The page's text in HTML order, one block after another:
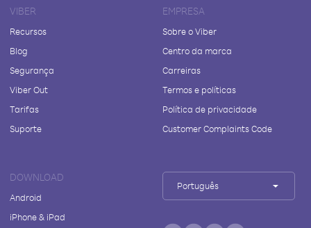
VIBER
Recursos
Blog
Segurança
Viber Out
Tarifas
Suporte
EMPRESA
Sobre o Viber
Centro da marca
Carreiras
Termos e políticas
Política de privacidade
Customer Complaints Code
DOWNLOAD
Android
iPhone & iPad
Português